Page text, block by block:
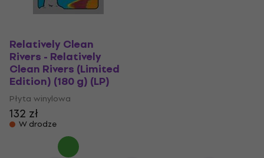
Relatively Clean
Rivers - Relatively
Clean Rivers (Limited
Edition) (180 g) (LP)
Płyta winylowa
132 zł
W drodze